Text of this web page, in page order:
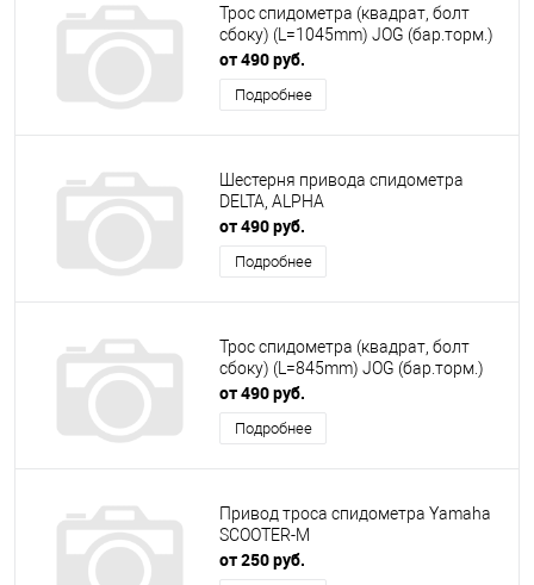
Трос спидометра (квадрат, болт
сбоку) (L=1045mm) JOG (бар.торм.)
от 490 руб.
Подробнее
Шестерня привода спидометра
DELTA, ALPHA
от 490 руб.
Подробнее
Трос спидометра (квадрат, болт
сбоку) (L=845mm) JOG (бар.торм.)
от 490 руб.
Подробнее
Привод троса спидометра Yamaha
SCOOTER-M
от 250 руб.